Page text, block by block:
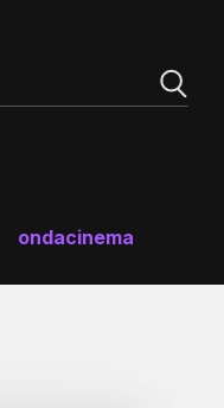
ondacinema